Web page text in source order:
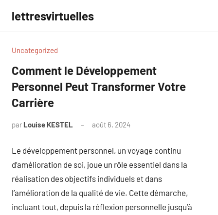
contenu
lettresvirtuelles
Uncategorized
Comment le Développement
Personnel Peut Transformer Votre
Carrière
par Louise KESTEL août 6, 2024
Le développement personnel, un voyage continu
d’amélioration de soi, joue un rôle essentiel dans la
réalisation des objectifs individuels et dans
l’amélioration de la qualité de vie. Cette démarche,
incluant tout, depuis la réflexion personnelle jusqu’à